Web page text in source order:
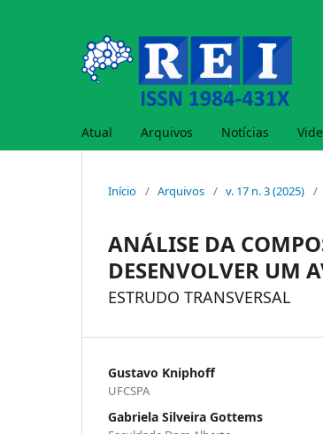
Atual Arquivos Notícias
Início / Arquivos / v. 17 n. 3 (2025) /
ANÁLISE DA
DESENVOLVER UM
ESTRUDO TRANSVERSAL
Gustavo Kniphoff
UFCSPA
Gabriela Silveira Gottems